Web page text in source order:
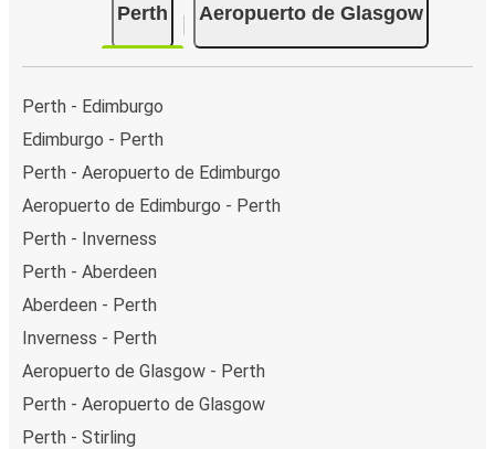
Perth Aeropuerto de Glasgow
Perth - Edimburgo
Edimburgo - Perth
Perth - Aeropuerto de Edimburgo
Aeropuerto de Edimburgo - Perth
Perth - Inverness
Perth - Aberdeen
Aberdeen - Perth
Inverness - Perth
Aeropuerto de Glasgow - Perth
Perth - Aeropuerto de Glasgow
Perth - Stirling